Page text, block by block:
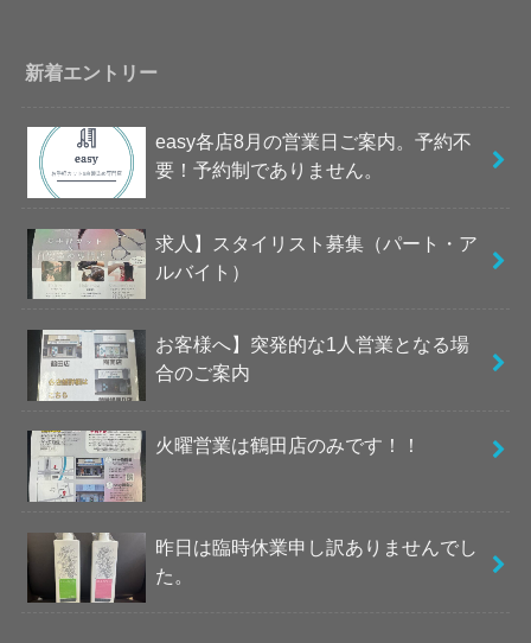
新着エントリー
easy各店8月の営業日ご案内。予約不
要！予約制でありません。
求人】スタイリスト募集（パート・ア
ルバイト）
お客様へ】突発的な1人営業となる場
合のご案内
火曜営業は鶴田店のみです！！
昨日は臨時休業申し訳ありませんでし
た。